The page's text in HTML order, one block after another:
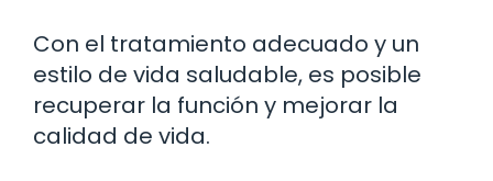
Con el tratamiento adecuado y un
estilo de vida saludable, es posible
recuperar la función y mejorar la
calidad de vida.